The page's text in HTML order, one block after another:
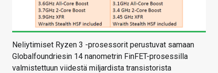
Neliytimiset Ryzen 3 -prosessorit perustuvat samaan
Globalfoundriesin 14 nanometrin FinFET-prosessilla
valmistettuun viidestä miljardista transistorista